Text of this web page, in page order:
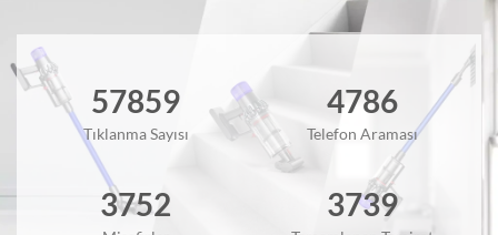
57859
Tıklanma Sayısı
4786
Telefon Araması
3752 3739